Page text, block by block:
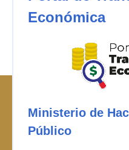
Económica
Ministerio de
Público